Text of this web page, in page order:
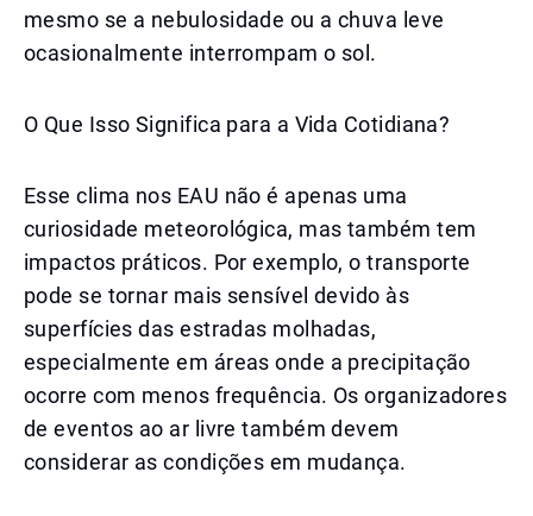
mesmo se a nebulosidade ou a chuva leve
ocasionalmente interrompam o sol.
O Que Isso Significa para a Vida Cotidiana?
Esse clima nos EAU não é apenas uma
curiosidade meteorológica, mas também tem
impactos práticos. Por exemplo, o transporte
pode se tornar mais sensível devido às
superfícies das estradas molhadas,
especialmente em áreas onde a precipitação
ocorre com menos frequência. Os organizadores
de eventos ao ar livre também devem
considerar as condições em mudança.